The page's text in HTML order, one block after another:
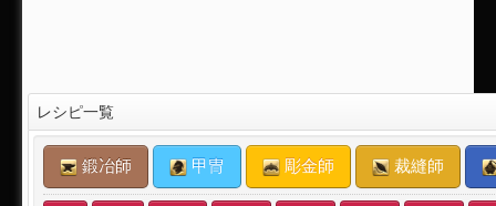
レシピ一覧
鍛冶師 甲冑 彫金師 裁縫師